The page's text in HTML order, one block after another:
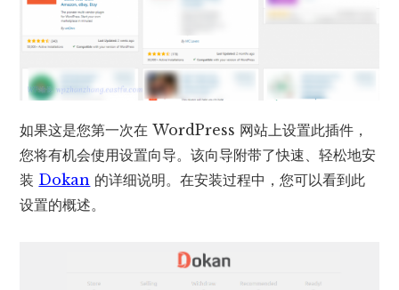
如果这是您第一次在 WordPress 网站上设置此插件，
您将有机会使用设置向导。该向导附带了快速、轻松地安
装 Dokan 的详细说明。在安装过程中，您可以看到此
设置的概述。